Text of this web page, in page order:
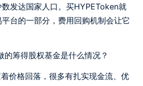
发达国家人口。买HYPEToken就
台的一部分，费用回购机制会让它
的筹得股权基金是什么情况？
价格回落，很多有扎实现金流、优